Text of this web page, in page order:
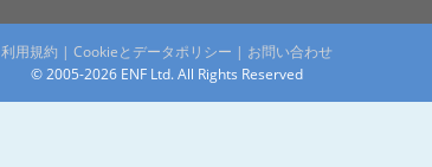
利用規約 | Cookieとデータポリシー | お問い合わせ
© 2005-2026 ENF Ltd. All Rights Reserved